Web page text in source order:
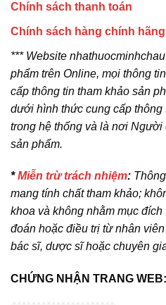
Chính sách thanh toán
Chính sách hàng chính hãng
*** Website
phẩm trên Online, mọi thông
cấp thông tin tham khảo sản
dưới hình thức cung cấp
trong hệ thống và là nơi Người
sản phẩm.
*Miễn trừ trách nhiệm:
mang tính chất tham khảo;
khoa và không nhằm mục
đoán hoặc điều trị từ nhân
bác sĩ, dược sĩ hoặc chuyên
CHỨNG NHẬN TRANG WEB: